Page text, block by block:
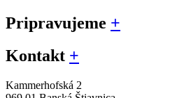
Pripravujeme +
Kontakt +
Kammerhofská 2